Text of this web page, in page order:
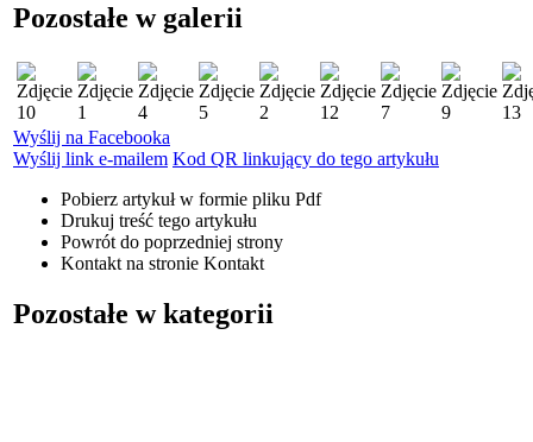
Pozostałe w galerii
Wyślij na Facebooka
Wyślij link e-mailem Kod QR linkujący do tego artykułu
Pobierz artykuł w formie pliku Pdf
Drukuj treść tego artykułu
Powrót do poprzedniej strony
Kontakt na stronie Kontakt
Pozostałe w kategorii